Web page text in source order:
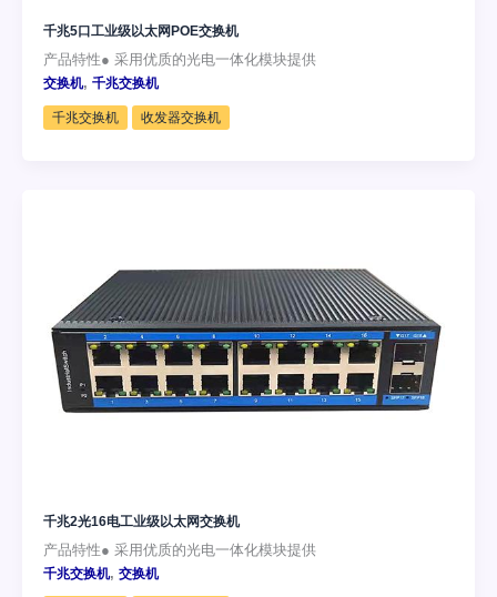
千兆5口工业级以太网POE交换机
产品特性● 采用优质的光电一体化模块提供
交换机, 千兆交换机
千兆交换机 收发器交换机
千兆2光16电工业级以太网交换机
产品特性● 采用优质的光电一体化模块提供
千兆交换机, 交换机